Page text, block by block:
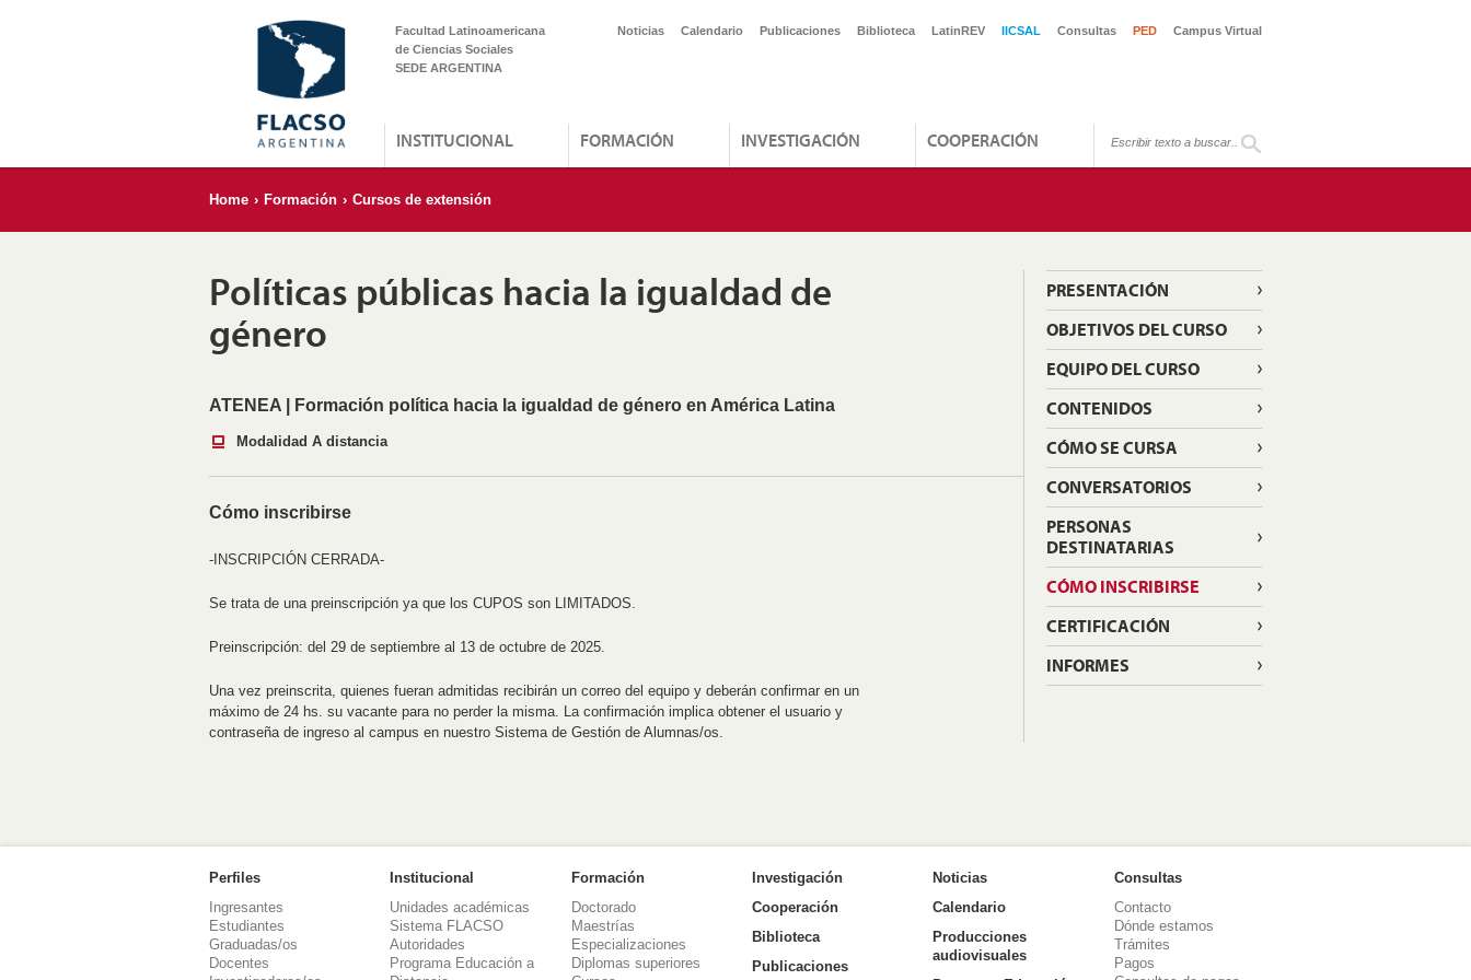
Facultad Latinoamericana
de Ciencias Sociales
SEDE ARGENTINA
Noticias Calendario Publicaciones Biblioteca LatinREV IICSAL Consultas PED Campus Virtual
INSTITUCIONAL FORMACIÓN INVESTIGACIÓN COOPERACIÓN
Home › Formación › Cursos de extensión
Políticas públicas hacia la igualdad de
género
ATENEA | Formación política hacia la igualdad de género en América Latina
Modalidad A distancia
Cómo inscribirse
-INSCRIPCIÓN CERRADA-
Se trata de una preinscripción ya que los CUPOS son LIMITADOS.
Preinscripción: del 29 de septiembre al 13 de octubre de 2025.
Una vez preinscrita, quienes fueran admitidas recibirán un correo del equipo y deberán confirmar en un
máximo de 24 hs. su vacante para no perder la misma. La confirmación implica obtener el usuario y
contraseña de ingreso al campus en nuestro Sistema de Gestión de Alumnas/os.
PRESENTACIÓN
OBJETIVOS DEL CURSO
EQUIPO DEL CURSO
CONTENIDOS
CÓMO SE CURSA
CONVERSATORIOS
PERSONAS
DESTINATARIAS
CÓMO INSCRIBIRSE
CERTIFICACIÓN
INFORMES
Perfiles
Ingresantes
Estudiantes
Graduadas/os
Docentes
Institucional
Unidades académicas
Sistema FLACSO
Autoridades
Programa Educación a
Formación
Doctorado
Maestrías
Especializaciones
Diplomas superiores
Investigación
Cooperación
Biblioteca
Publicaciones
Noticias
Calendario
Producciones
audiovisuales
Consultas
Contacto
Dónde estamos
Trámites
Pagos